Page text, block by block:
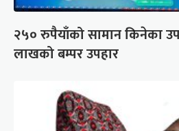
२५० रुपैयाँको सामान किनेका
लाखको बम्पर उपहार